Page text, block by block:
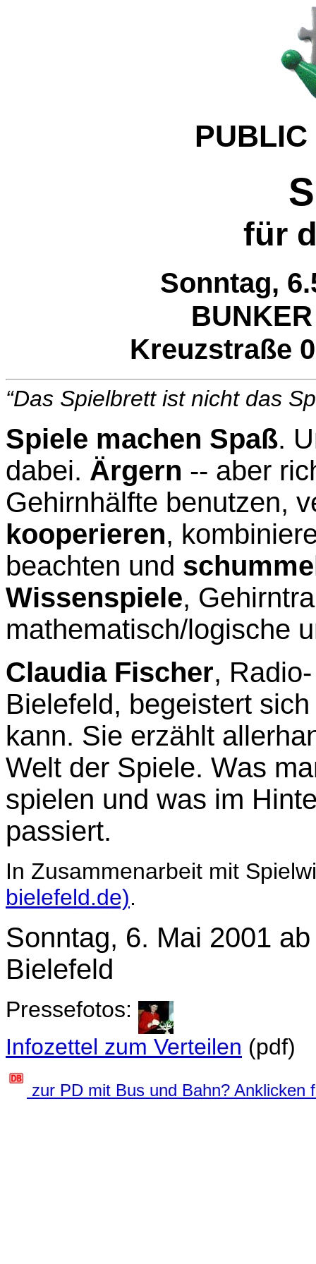
PUBLIC
für
Sonntag,
Kreuzstraße
“Das Spielbrett ist nicht das
Spiele machen Spaß.
dabei. Ärgern -- aber
Gehirnhälfte benutzen,
kooperieren,
beachten und
Wissenspiele,
mathematisch/logische
Claudia Fischer,
Bielefeld, begeistert
kann. Sie erzählt
Welt der Spiele. Was
spielen und was im
passiert.
In Zusammenarbeit mit
bielefeld.de).
Sonntag, 6. Mai 2001
Bielefeld
Pressefotos:
Infozettel zum Verteilen (pdf)
zur PD mit Bus und Bahn? Anklicken